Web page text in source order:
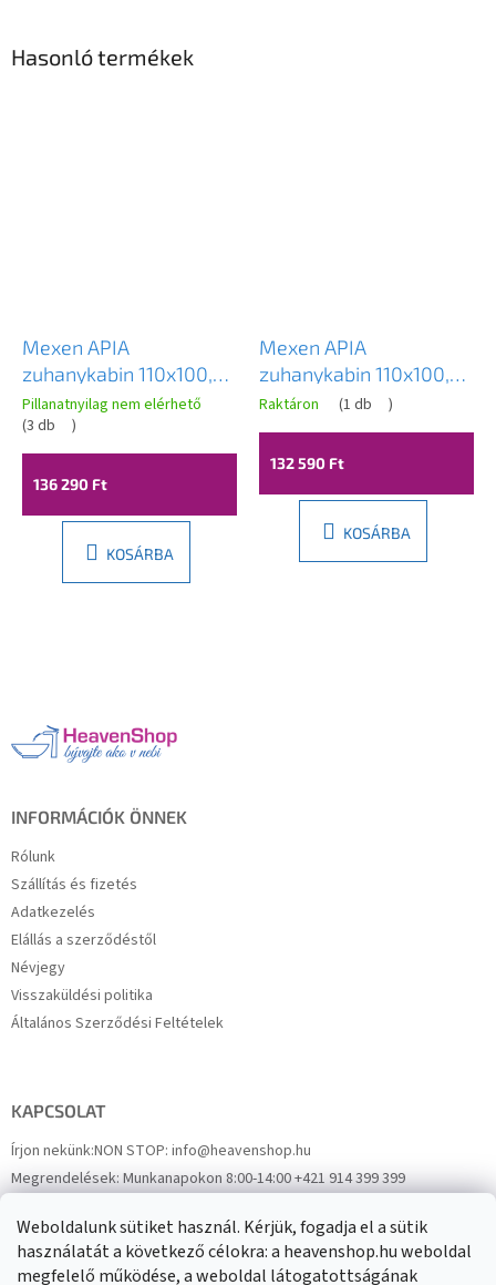
Weboldalunk sütiket használ. Kérjük, fogadja el a sütik
használatát a következő célokra: a heavenshop.hu weboldal
megfelelő működése, a weboldal látogatottságának
Hasonló termékek
Mexen APIA
zuhanykabin 110x100,
átlátszó üveg / fekete
profil, 840-110-100-70-
00
Pillanatnyilag nem elérhető
(3 db )
136 290 Ft
KOSÁRBA
Mexen APIA
zuhanykabin 110x100,
átlátszó csíkok / króm
profil, 840-110-100-01-
20
Raktáron (1 db )
132 590 Ft
KOSÁRBA
INFORMÁCIÓK ÖNNEK
Rólunk
Szállítás és fizetés
Adatkezelés
Elállás a szerződéstől
Névjegy
Visszaküldési politika
Általános Szerződési Feltételek
KAPCSOLAT
Írjon nekünk:NON STOP: info@heavenshop.hu
Megrendelések:Munkanapokon 8:00-14:00 +421 914 399 399
FacebookHeavenShop.sk